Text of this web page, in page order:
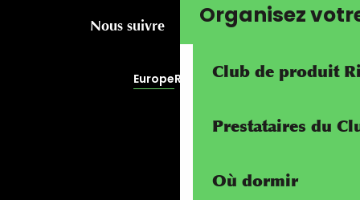
Organisez
Club de produit
Prestataires du
Où dormir
Nous suivre
EuropeRivierALP